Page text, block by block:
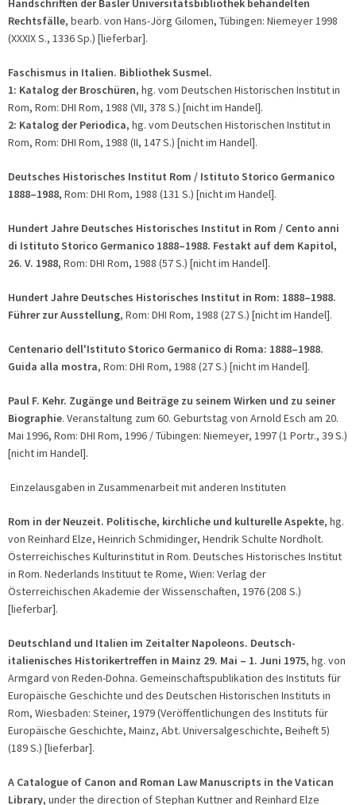
Handschriften der Basler Universitätsbibliothek behandelten
Rechtsfälle, bearb. von Hans-Jörg Gilomen, Tübingen: Niemeyer 1998
(XXXIX S., 1336 Sp.) [lieferbar].
Faschismus in Italien. Bibliothek Susmel.
1: Katalog der Broschüren, hg. vom Deutschen Historischen Institut in
Rom, Rom: DHI Rom, 1988 (VII, 378 S.) [nicht im Handel].
2: Katalog der Periodica, hg. vom Deutschen Historischen Institut in
Rom, Rom: DHI Rom, 1988 (II, 147 S.) [nicht im Handel].
Deutsches Historisches Institut Rom / Istituto Storico Germanico
1888–1988, Rom: DHI Rom, 1988 (131 S.) [nicht im Handel].
Hundert Jahre Deutsches Historisches Institut in Rom / Cento anni
di Istituto Storico Germanico 1888–1988. Festakt auf dem Kapitol,
26. V. 1988, Rom: DHI Rom, 1988 (57 S.) [nicht im Handel].
Hundert Jahre Deutsches Historisches Institut in Rom: 1888–1988.
Führer zur Ausstellung, Rom: DHI Rom, 1988 (27 S.) [nicht im Handel].
Centenario dell'Istituto Storico Germanico di Roma: 1888–1988.
Guida alla mostra, Rom: DHI Rom, 1988 (27 S.) [nicht im Handel].
Paul F. Kehr. Zugänge und Beiträge zu seinem Wirken und zu seiner
Biographie. Veranstaltung zum 60. Geburtstag von Arnold Esch am 20.
Mai 1996, Rom: DHI Rom, 1996 / Tübingen: Niemeyer, 1997 (1 Portr., 39 S.)
[nicht im Handel].
Einzelausgaben in Zusammenarbeit mit anderen Instituten
Rom in der Neuzeit. Politische, kirchliche und kulturelle Aspekte, hg.
von Reinhard Elze, Heinrich Schmidinger, Hendrik Schulte Nordholt.
Österreichisches Kulturinstitut in Rom. Deutsches Historisches Institut
in Rom. Nederlands Instituut te Rome, Wien: Verlag der
Österreichischen Akademie der Wissenschaften, 1976 (208 S.)
[lieferbar].
Deutschland und Italien im Zeitalter Napoleons. Deutsch-
italienisches Historikertreffen in Mainz 29. Mai – 1. Juni 1975, hg. von
Armgard von Reden-Dohna. Gemeinschaftspublikation des Instituts für
Europäische Geschichte und des Deutschen Historischen Instituts in
Rom, Wiesbaden: Steiner, 1979 (Veröffentlichungen des Instituts für
Europäische Geschichte, Mainz, Abt. Universalgeschichte, Beiheft 5)
(189 S.) [lieferbar].
A Catalogue of Canon and Roman Law Manuscripts in the Vatican
Library, under the direction of Stephan Kuttner and Reinhard Elze